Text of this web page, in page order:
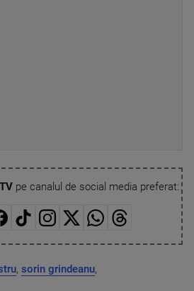
pe canalul de social media preferat:
, sorin grindeanu,